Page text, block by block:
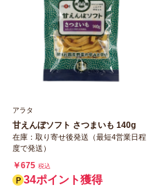
アラタ
甘えんぼソフト さつまいも 140g
在庫：取り寄せ後発送（最短4営業日程
度で発送）
￥675 税込
34ポイント獲得